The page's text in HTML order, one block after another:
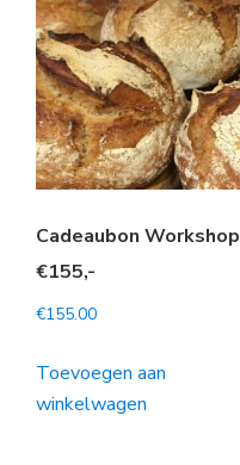
Cadeaubon Workshop
€155,-
€155.00
Toevoegen aan
winkelwagen